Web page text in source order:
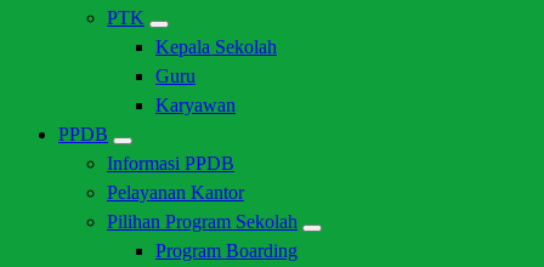
PTK
Kepala Sekolah
Guru
Karyawan
PPDB
Informasi PPDB
Pelayanan Kantor
Pilihan Program Sekolah
Program Boarding